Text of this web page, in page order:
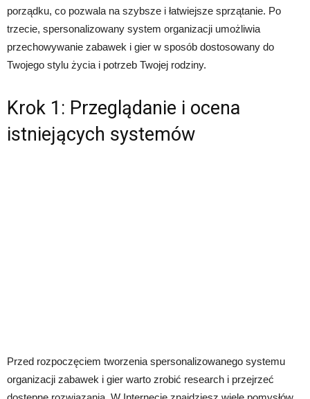
porządku, co pozwala na szybsze i łatwiejsze sprzątanie. Po
trzecie, spersonalizowany system organizacji umożliwia
przechowywanie zabawek i gier w sposób dostosowany do
Twojego stylu życia i potrzeb Twojej rodziny.
Krok 1: Przeglądanie i ocena
istniejących systemów
Przed rozpoczęciem tworzenia spersonalizowanego systemu
organizacji zabawek i gier warto zrobić research i przejrzeć